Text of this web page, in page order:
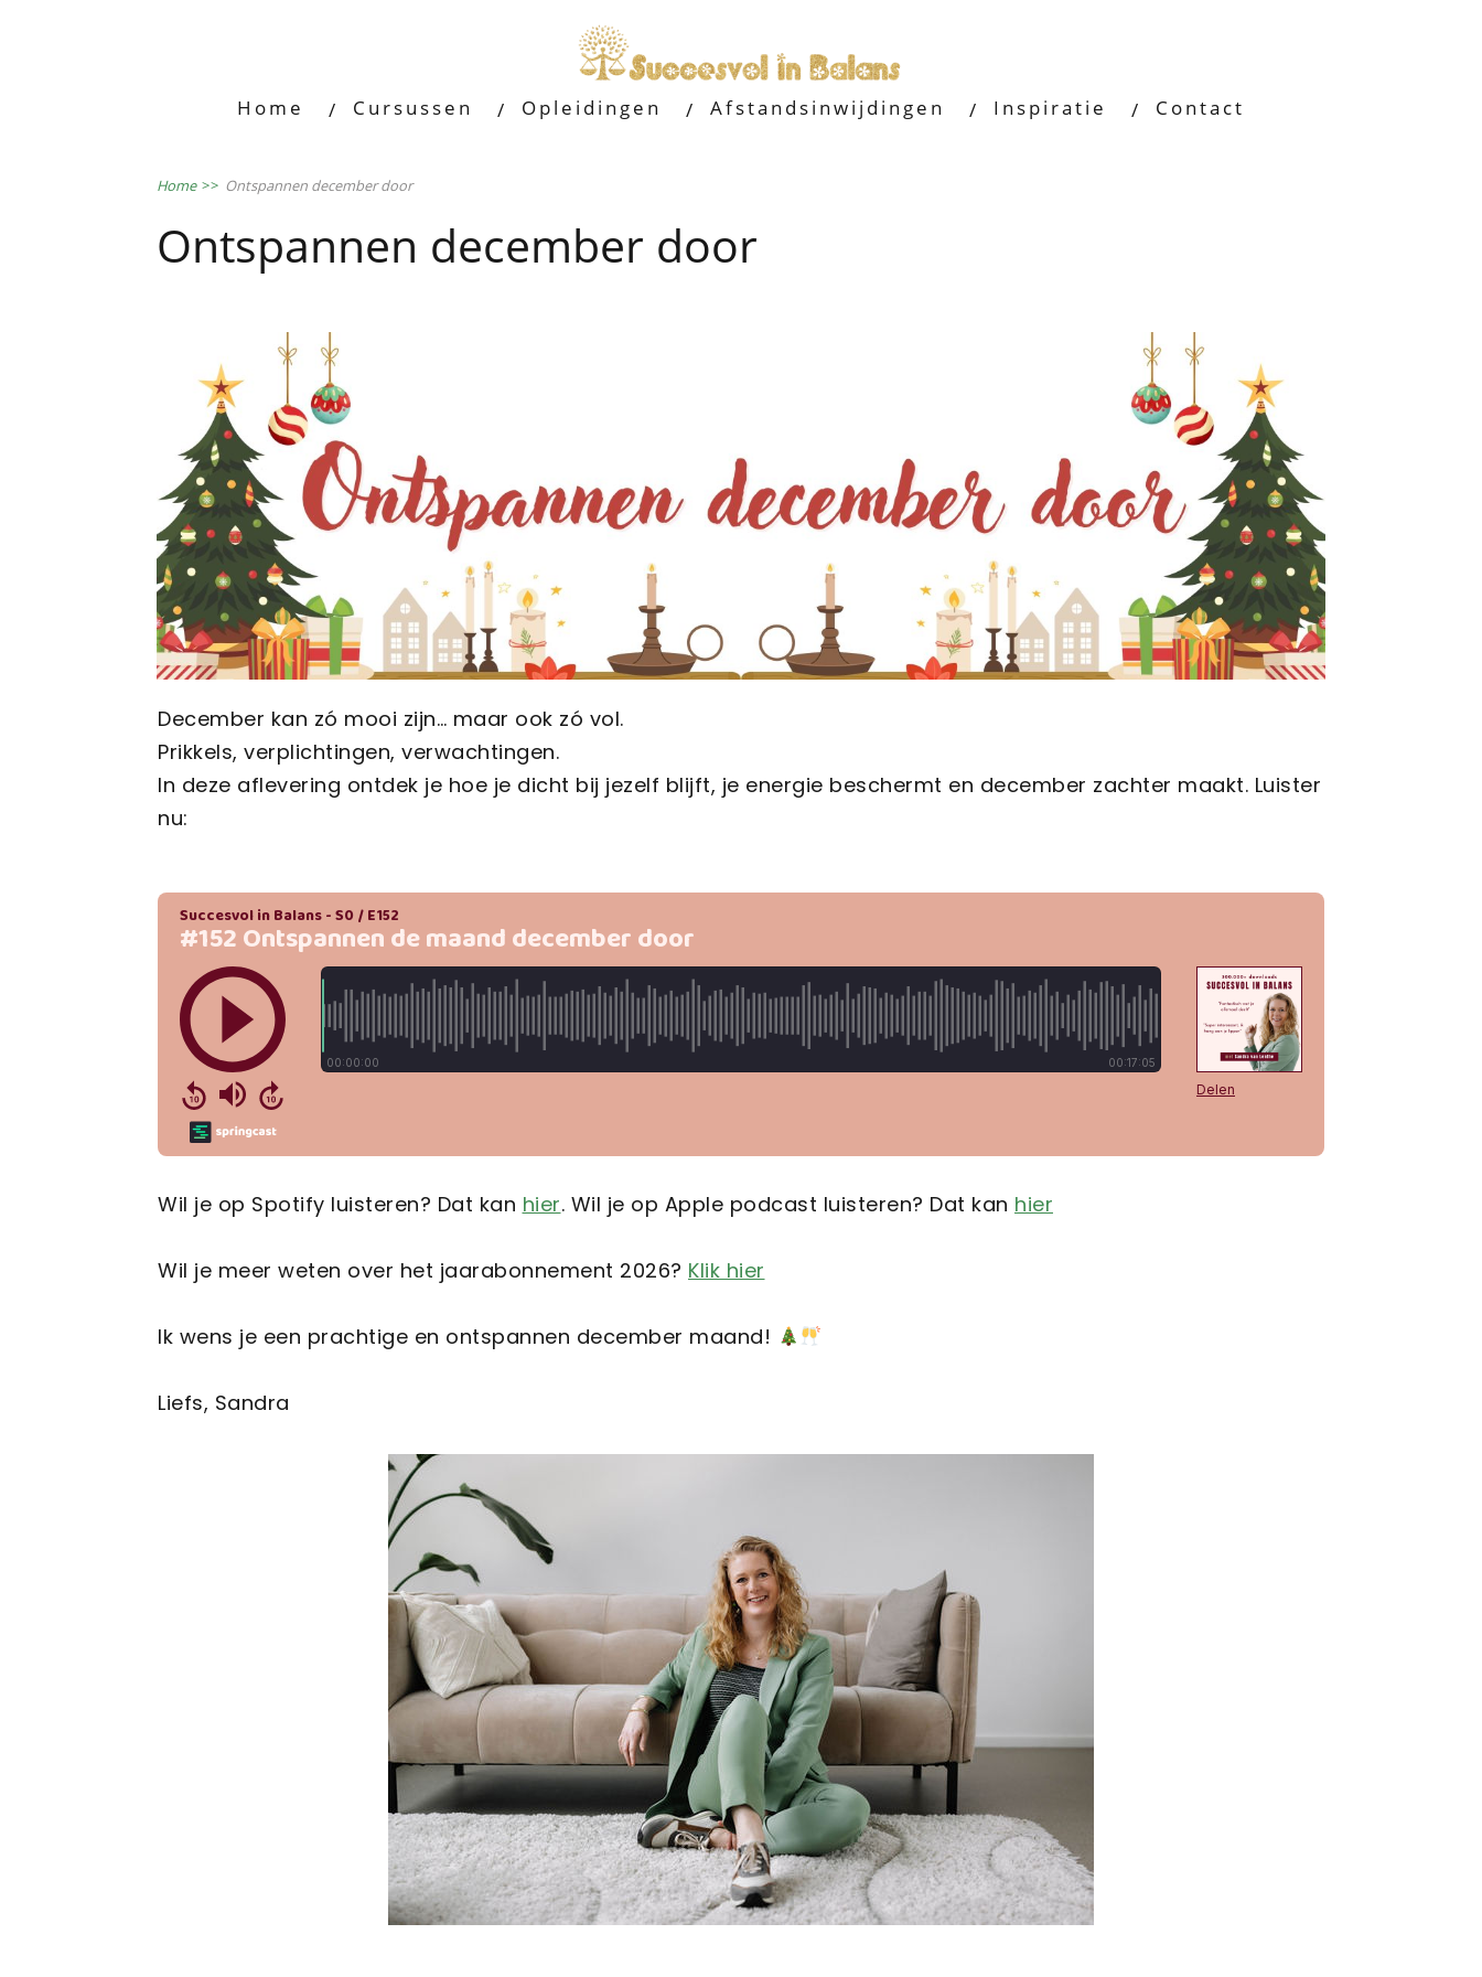
Home Cursussen Opleidingen Afstandsinwijdingen Inspiratie Contact
Home >> Ontspannen december door
Ontspannen december door
December kan zó mooi zijn… maar ook zó vol.
Prikkels, verplichtingen, verwachtingen.
In deze aflevering ontdek je hoe je dicht bij jezelf blijft, je energie beschermt en december zachter maakt. Luister
nu:
Wil je op Spotify luisteren? Dat kan hier. Wil je op Apple podcast luisteren? Dat kan hier
Wil je meer weten over het jaarabonnement 2026? Klik hier
Ik wens je een prachtige en ontspannen december maand!
Liefs, Sandra